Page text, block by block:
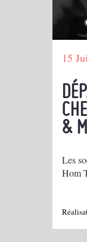
15
&
Les
Hom